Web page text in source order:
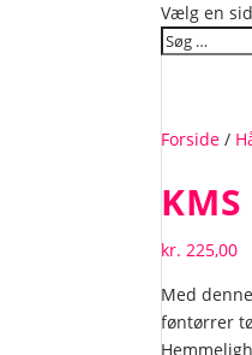
Vælg en
Forside /
kr. 225,00
Med
føntørrer